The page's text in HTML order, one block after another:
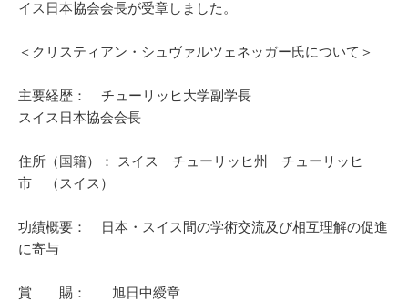
イス日本協会会長が受章しました。
＜クリスティアン・シュヴァルツェネッガー氏について＞
主要経歴： チューリッヒ大学副学長
スイス日本協会会長
住所（国籍）： スイス チューリッヒ州 チューリッヒ
市 （スイス）
功績概要： 日本・スイス間の学術交流及び相互理解の促進
に寄与
賞 賜： 旭日中綬章